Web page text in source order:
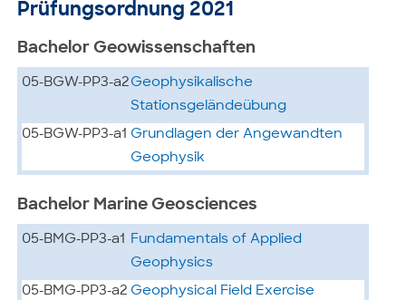
Prüfungsordnung 2021
Bachelor Geowissenschaften
05-BGW-PP3-a2 Geophysikalische
Stationsgeländeübung
05-BGW-PP3-a1 Grundlagen der Angewandten
Geophysik
Bachelor Marine Geosciences
05-BMG-PP3-a1
Fundamentals of Applied
Geophysics
05-BMG-PP3-a2 Geophysical Field Exercise